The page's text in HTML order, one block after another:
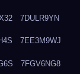
7DULR9YN
7EE3M9WJ
7FGV6NG8